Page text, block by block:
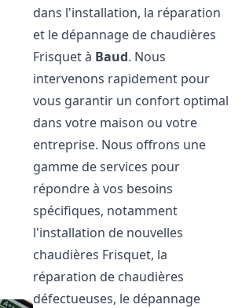
dans l'installation, la réparation
et le dépannage de chaudières
Frisquet à Baud. Nous
intervenons rapidement pour
vous garantir un confort optimal
dans votre maison ou votre
entreprise. Nous offrons une
gamme de services pour
répondre à vos besoins
spécifiques, notamment
l'installation de nouvelles
chaudières Frisquet, la
réparation de chaudières
défectueuses, le dépannage